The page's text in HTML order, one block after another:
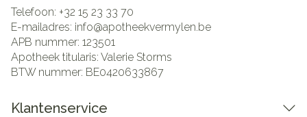
Telefoon: +32 15 23 33 70
E-mailadres: info@apotheekvermylen.be
APB nummer: 123501
Apotheek titularis: Valerie Storms
BTW nummer: BE0420633867
Klantenservice